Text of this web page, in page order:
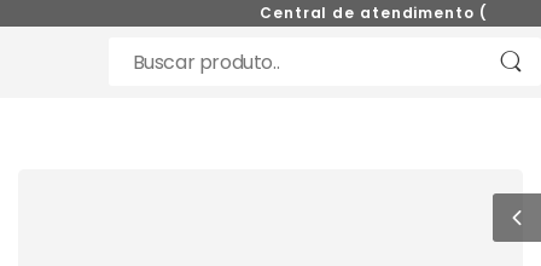
Central de atendimento (11)